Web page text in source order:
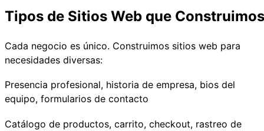
Tipos de Sitios Web que Construimos
Cada negocio es único. Construimos sitios web para
necesidades diversas:
Presencia profesional, historia de empresa, bios del
equipo, formularios de contacto
Catálogo de productos, carrito, checkout, rastreo de